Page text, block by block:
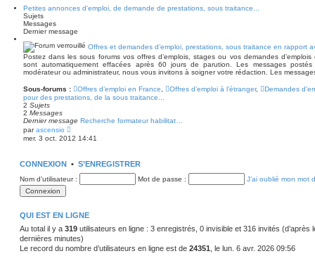
r
s
a
e
l
e
n
e
r
e
s
g
e
Petites annonces d'emploi, de demande de prestations, sous traitance...
Sujets
Messages
Dernier message
Offres et demandes d’emploi, prestations, sous traitance en rapport
Postez dans les sous forums vos offres d’emplois, stages ou vos demandes
sont automatiquement effacées après 60 jours de parution. Les messages
modérateur ou administrateur, nous vous invitons à soigner votre rédaction. Les
Sous-forums : Offres d’emploi en France Offres d’emploi à l’étranger,
Demandes
pour des prestations, de la sous traitance...
2 Sujets
2 Messages
Dernier message Recherche formateur habilitat…
parascensio
o
i
e
e
e
r
m
e
s
s
mer. 3 oct. 2012 14:41
CONNEXION • S’ENREGISTRER
Nom d’utilisateur : Mot de passe : J’ai oublié mon mot
QUI EST EN LIGNE
Au total il y a 319 utilisateurs en ligne : 3 enregistrés, 0 invisible et 316 invités (d’après
dernières minutes)
Le record du nombre d’utilisateurs en ligne est de 24351 , le lun. 6 avr. 2026 09:56